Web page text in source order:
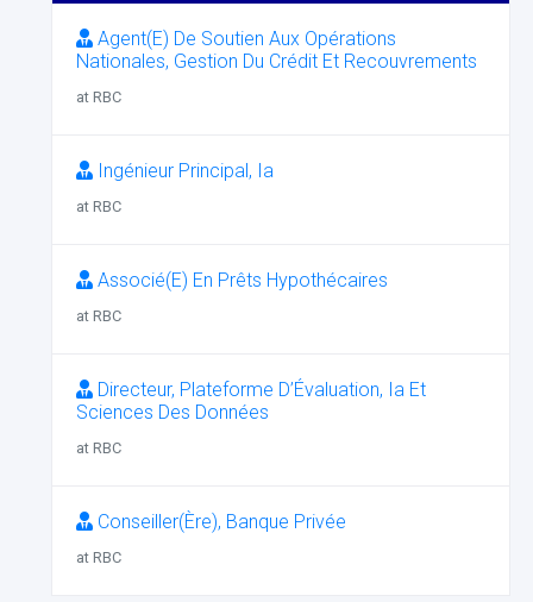
Agent(E) De Soutien Aux Opérations
Nationales, Gestion Du Crédit Et Recouvrements
at RBC
Ingénieur Principal, Ia
at RBC
Associé(E) En Prêts Hypothécaires
at RBC
Directeur, Plateforme D’Évaluation, Ia Et
Sciences Des Données
at RBC
Conseiller(Ère), Banque Privée
at RBC